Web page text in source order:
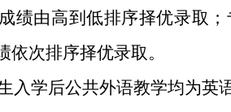
绩由高到低排序择优录取
次排序择优录取。
入学后公共外语教学均为英语